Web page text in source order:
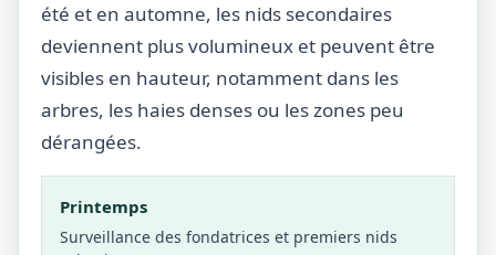
été et en automne, les nids secondaires
deviennent plus volumineux et peuvent être
visibles en hauteur, notamment dans les
arbres, les haies denses ou les zones peu
dérangées.
Printemps
Surveillance des fondatrices et premiers nids